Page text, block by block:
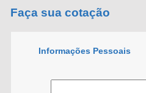
Faça sua cotação
Informações Pessoais